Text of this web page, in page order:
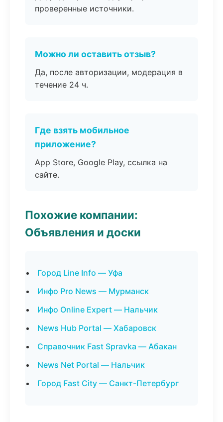
проверенные источники.
Можно ли оставить отзыв?
Да, после авторизации, модерация в
течение 24 ч.
Где взять мобильное
приложение?
App Store, Google Play, ссылка на
сайте.
Похожие компании:
Объявления и доски
Город Line Info — Уфа
Инфо Pro News — Мурманск
Инфо Online Expert — Нальчик
News Hub Portal — Хабаровск
Справочник Fast Spravka — Абакан
News Net Portal — Нальчик
Город Fast City — Санкт-Петербург